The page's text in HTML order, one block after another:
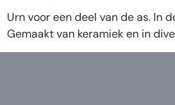
Urn voor een deel van de as. In
Gemaakt van keramiek en in